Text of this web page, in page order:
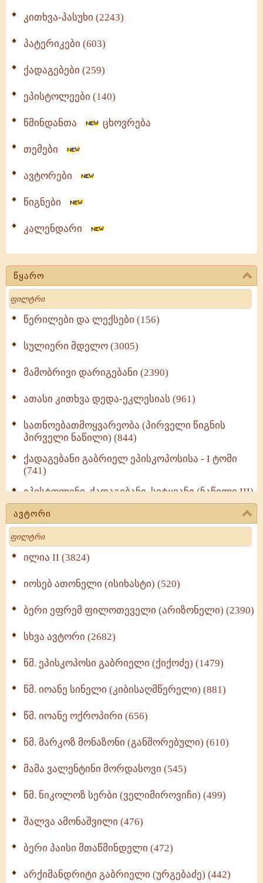
კითხვა-პასუხი (2243)
პატერიკები (603)
ქადაგებები (259)
ეპისტოლეები (140)
წმინდანთა ცხოვრება
თემები
ავტორები
წიგნები
კალენდარი
წყარო
Search
წერილები და ლექსები (156)
სულიერი მდელო (3005)
მამობრივი დარიგებანი (2390)
ათასი კითხვა დედა-ეკლესიას (961)
სათნოებათმოყვარეობა (პირველი წიგნის
პირველი ნაწილი) (844)
ქადაგებანი გაბრიელ ეპისკოპოსისა - I ტომი
(741)
ეპისტოლენი, ქადაგებანი, სიტყვანი (ნაწილი III)
(723)
მოძღვრის ძალზე სასარგებლო რჩევები
მრევლისათვის (545)
Wisdomge (514)
ქადაგებანი გაბრიელ ეპისკოპოსისა - II ტომი
სულიერი ცხოვრების სახელმძღვანელო -
ნაწილი II (369)
ავტორი
Search
ილია II (3824)
იოსებ ათონელი (ისიხასტი) (520)
ბერი ეფრემ ფილოთეველი (არიზონელი) (2390)
სხვა ავტორი (2682)
წმ. ეპისკოპოსი გაბრიელი (ქიქოძე) (1479)
წმ. იოანე სინელი (კიბისაღმწერელი) (881)
წმ. იოანე ოქროპირი (656)
წმ. მარკოზ მონაზონი (განშორებული) (610)
მამა ვალენტინი მორდასოვი (545)
წმ. ნიკოლოზ სერბი (ველიმიროვიჩი) (499)
შალვა ამონაშვილი (476)
ბერი პაისი მთაწმინდელი (472)
არქიმანდრიტი გაბრიელი (ურგებაძე) (442)